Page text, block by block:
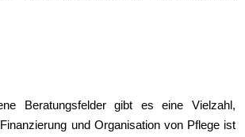
Beratungsfelder gibt es eine Vielzahl,
und Organisation von Pflege ist